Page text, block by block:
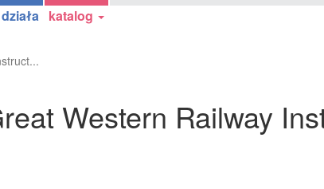
katalog
Western Railway